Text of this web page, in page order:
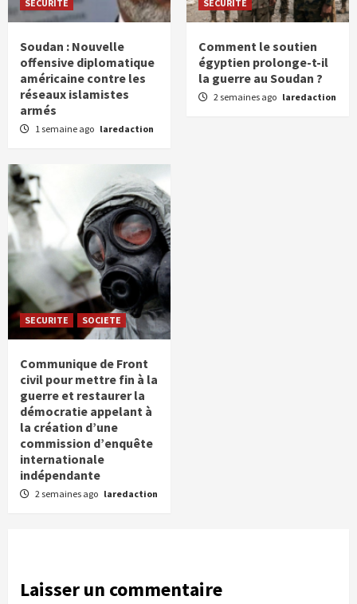
SECURITE
Soudan : Nouvelle
offensive diplomatique
américaine contre les
réseaux islamistes
armés
1 semaine ago laredaction
SECURITE
Comment le soutien
égyptien prolonge-t-il
la guerre au Soudan ?
2 semaines ago laredaction
SECURITE SOCIETE
Communique de Front
civil pour mettre fin à la
guerre et restaurer la
démocratie appelant à
la création d’une
commission d’enquête
internationale
indépendante
2 semaines ago laredaction
Laisser un commentaire